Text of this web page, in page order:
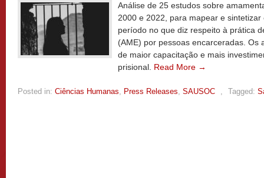
Análise de 25 estudos sobre
2000 e 2022, para mapear e
período no que diz respeito à prática
(AME) por pessoas encarceradas. Os
de maior capacitação e mais
prisional. Read More →
Posted in: Ciências Humanas, Press Releases, SAUSOC , Tagged: